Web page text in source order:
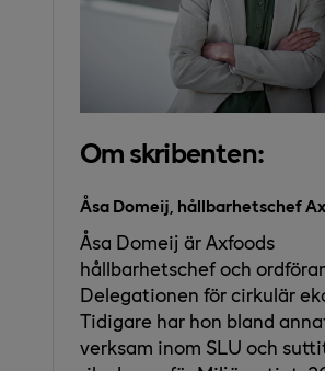
Om skribenten:
Åsa Domeij, hållbarhetschef
Åsa Domeij är Axfoods
hållbarhetschef och
Delegationen för cirkulär
Tidigare har hon bland
verksam inom SLU och